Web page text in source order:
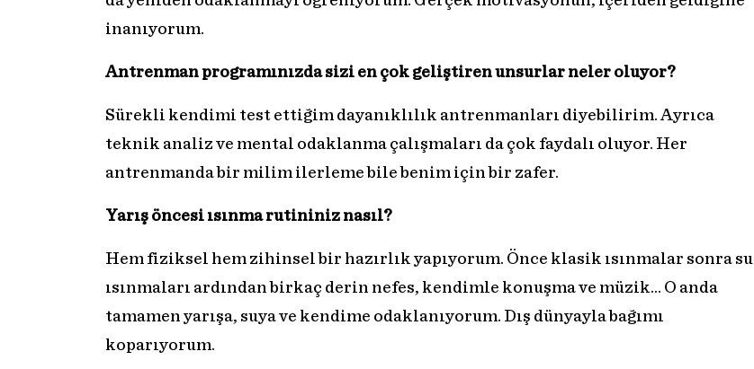
inanıyorum.
Antrenman programınızda sizi en çok geliştiren unsurlar neler oluyor?
Sürekli kendimi test ettiğim dayanıklılık antrenmanları diyebilirim. Ayrıca
teknik analiz ve mental odaklanma çalışmaları da çok faydalı oluyor. Her
antrenmanda bir milim ilerleme bile benim için bir zafer.
Yarış öncesi ısınma rutininiz nasıl?
Hem fiziksel hem zihinsel bir hazırlık yapıyorum. Önce klasik ısınmalar sonra su
ısınmaları ardından birkaç derin nefes, kendimle konuşma ve müzik… O anda
tamamen yarışa, suya ve kendime odaklanıyorum. Dış dünyayla bağımı
koparıyorum.